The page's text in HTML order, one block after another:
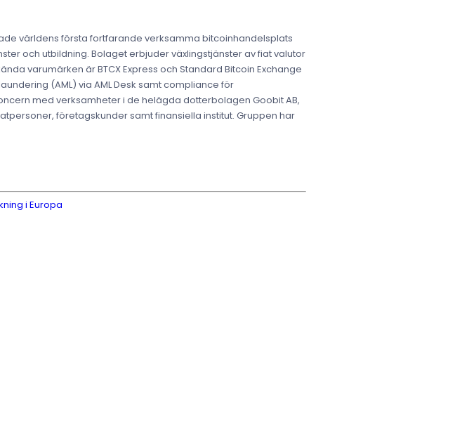
världens första fortfarande verksamma bitcoinhandelsplats
och utbildning. Bolaget erbjuder växlingstjänster av fiat valutor
varumärken är BTCX Express och Standard Bitcoin Exchange
(AML) via AML Desk samt compliance för
med verksamheter i de helägda dotterbolagen Goobit AB,
företagskunder samt finansiella institut. Gruppen har
i Europa